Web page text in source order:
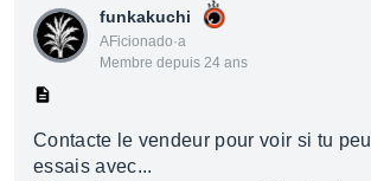
funkakuchi
AFicionado·a
Membre depuis 24 ans
Contacte le vendeur pour voir si tu
essais avec...